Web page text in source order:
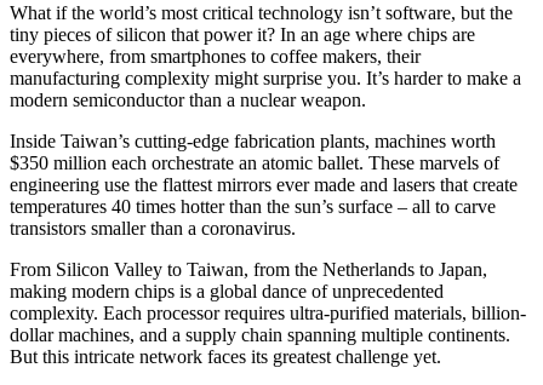
What if the world’s most critical technology isn’t software, but the
tiny pieces of silicon that power it? In an age where chips are
everywhere, from smartphones to coffee makers, their
manufacturing complexity might surprise you. It’s harder to make a
modern semiconductor than a nuclear weapon.
Inside Taiwan’s cutting-edge fabrication plants, machines worth
$350 million each orchestrate an atomic ballet. These marvels of
engineering use the flattest mirrors ever made and lasers that create
temperatures 40 times hotter than the sun’s surface – all to carve
transistors smaller than a coronavirus.
From Silicon Valley to Taiwan, from the Netherlands to Japan,
making modern chips is a global dance of unprecedented
complexity. Each processor requires ultra-purified materials, billion-
dollar machines, and a supply chain spanning multiple continents.
But this intricate network faces its greatest challenge yet.